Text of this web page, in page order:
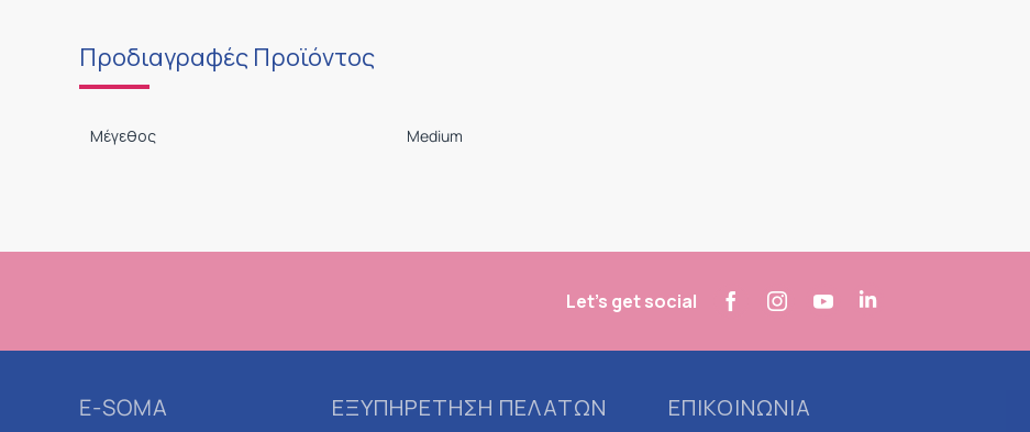
Προδιαγραφές Προϊόντος
Μέγεθος Medium
Let's get social
E-SOMA ΕΞΥΠΗΡΕΤΗΣΗ ΠΕΛΑΤΩΝ ΕΠΙΚΟΙΝΩΝΙΑ